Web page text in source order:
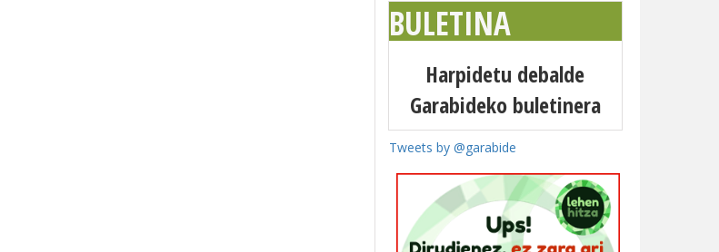
BULETINA
Harpidetu debalde
Garabideko buletinera
Tweets by @garabide